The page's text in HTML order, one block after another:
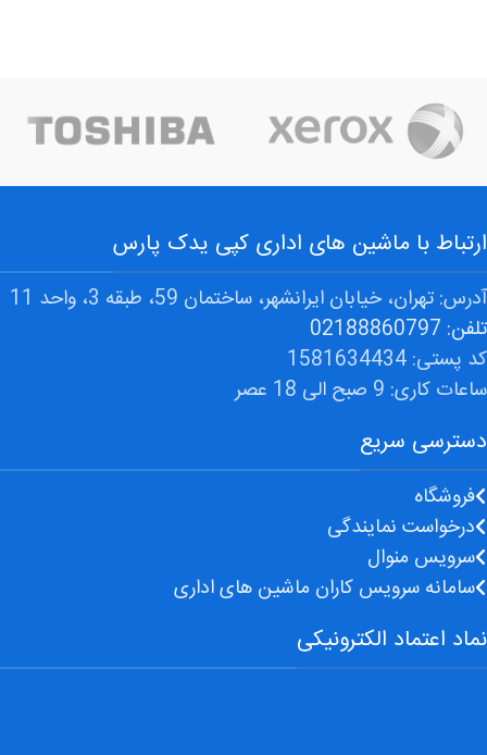
نماد اعتماد الکترونیکی
دسترسی سریع
فروشگاه
درخواست نمایندگی
سرویس منوال
سامانه سرویس کاران ماشین های اداری
ارتباط با ماشین های اداری کپی یدک پارس
آدرس: تهران، خیابان ایرانشهر، ساختمان 59، طبقه 3، واحد 11
تلفن: 02188860797
کد پستی: 1581634434
ساعات کاری: 9 صبح الی 18 عصر